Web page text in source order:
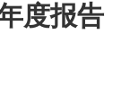
度报告